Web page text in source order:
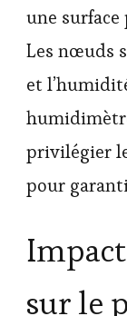
une surface
Les nœuds
et
privilégier
pour
sur le